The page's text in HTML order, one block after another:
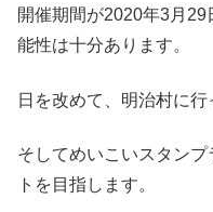
開催期間が2020年3月
能性は十分あります。
日を改めて、明治村に行
そしてめいこいスタン
トを目指します。